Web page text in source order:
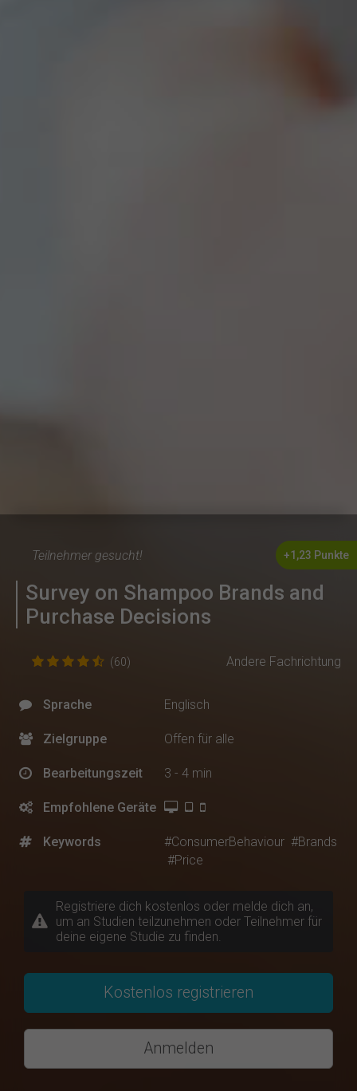
Teilnehmer gesucht!
Survey on Shampoo Brands and
Purchase Decisions
+1,23 Punkte
(60) Andere Fachrichtung
Sprache Englisch
Zielgruppe Offen für alle
Bearbeitungszeit 3 - 4 min
Empfohlene Geräte
Keywords #ConsumerBehaviour #Brands
#Price
Registriere dich kostenlos oder melde dich an,
um an Studien teilzunehmen oder Teilnehmer für
deine eigene Studie zu finden.
Kostenlos registrieren
Anmelden